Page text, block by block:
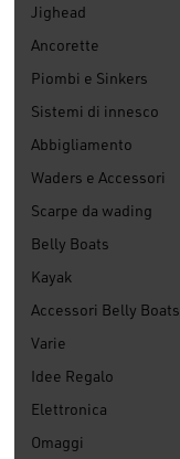
Jighead
Ancorette
Piombi e Sinkers
Sistemi di innesco
Abbigliamento
Waders e Accessori
Scarpe da wading
Belly Boats
Kayak
Accessori Belly Boats
Varie
Idee Regalo
Elettronica
Omaggi